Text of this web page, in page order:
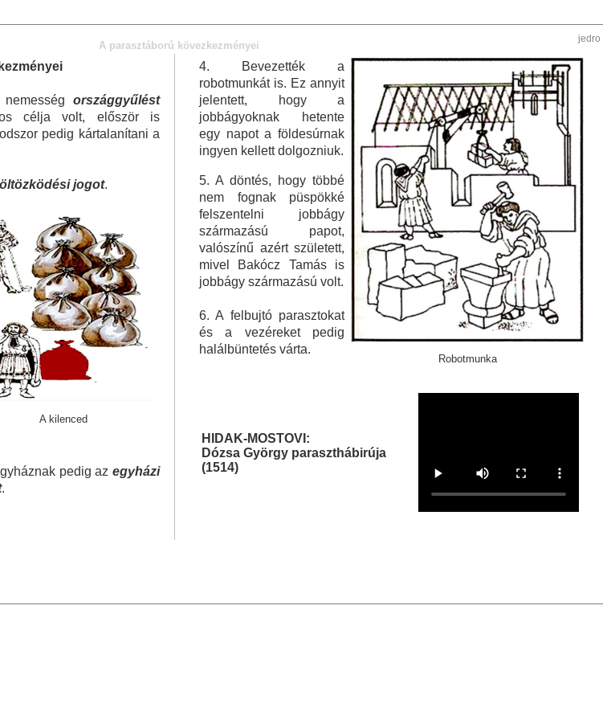
jedro
A parasztáború kövezkezményei
országgyűlést
célja volt, először is
pedig kártalanítani a
jogot.
A kilenced
pedig az egyházi
.
Robotmunka
4. Bevezették a
robotmunkát is. Ez annyit
jelentett, hogy a
jobbágyoknak hetente
egy napot a földesúrnak
ingyen kellett dolgozniuk.
5. A döntés, hogy többé
nem fognak püspökké
felszentelni jobbágy
származású papot,
valószínű azért született,
mivel Bakócz Tamás is
jobbágy származású volt.
6. A felbujtó parasztokat
és a vezéreket pedig
halálbüntetés várta.
HIDAK-MOSTOVI:
Dózsa György paraszthábirúja
(1514)